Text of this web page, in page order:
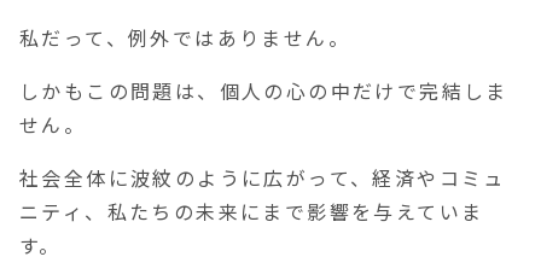
私だって、例外ではありません。
しかもこの問題は、個人の心の中だけで完結しま
せん。
社会全体に波紋のように広がって、経済やコミュ
ニティ、私たちの未来にまで影響を与えていま
す。